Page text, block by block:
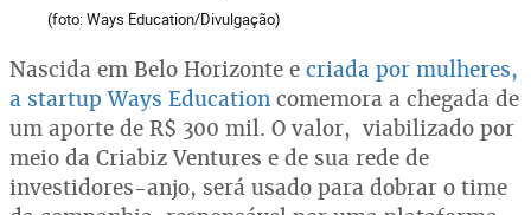
(foto: Ways Education/Divulgação)
Nascida em Belo Horizonte e criada por mulheres,
a startup Ways Education comemora a chegada de
um aporte de R$ 300 mil. O valor, viabilizado por
meio da Criabiz Ventures e de sua rede de
investidores-anjo, será usado para dobrar o time